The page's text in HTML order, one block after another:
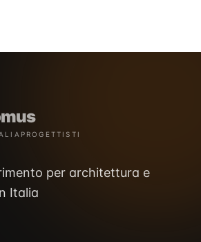
per architettura e
Italia